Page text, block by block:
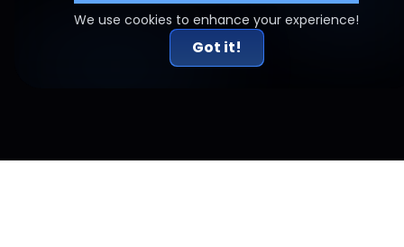
We use cookies to enhance your experience!
Got it!